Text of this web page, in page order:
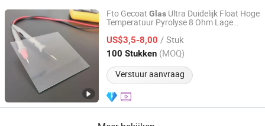
Fto Gecoat Glas Ultra Duidelijk Float Hoge
Temperatuur Pyrolyse 8 Ohm Lage
Gesneden voor Kleurstof Gevoede
Zonnecel Dssc Industriële Kwaliteit
US$3,5-8,00 / Stuk
100 Stukken (MOQ)
Verstuur aanvraag
Qingdao Hitech Glass Co.,Ltd
Shandong, China Sinds 2026